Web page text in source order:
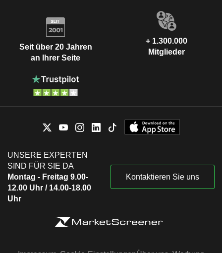
Seit über 20 Jahren
an Ihrer Seite
+ 1.300.000
Mitglieder
UNSERE EXPERTEN
SIND FÜR SIE DA
Montag - Freitag 9.00-
12.00 Uhr / 14.00-18.00
Uhr
Kontaktieren Sie uns